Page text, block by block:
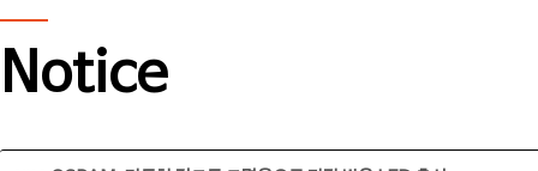
Notice